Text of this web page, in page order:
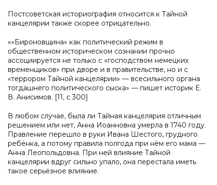
Постсоветская историография относится к Тайной
канцелярии также скорее отрицательно.
««Бироновщина» как политический режим в
общественном историческом сознании прочно
ассоциируется не только с «господством немецких
временщиков» при дворе и в правительстве, но и с
«террором Тайной канцелярии» — всесильного органа
тогдашнего политического сыска» — пишет историк Е.
В. Анисимов. [11, с 300]
В любом случае, была ли Тайная канцелярия отличным
решением или нет, Анна Иоанновна умерла в 1740 году.
Правление перешло в руки Ивана Шестого, грудного
ребёнка, а потому правила полгода при нём его мама —
Анна Леопольдовна. При ней влияние Тайной
канцелярии вдруг сильно упало, она перестала иметь
такое серьёзное влияние.